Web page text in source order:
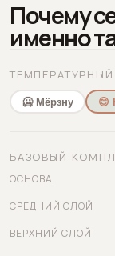
Почему
именно
🥶 Мёрзну 😊
БАЗОВЫЙ
ОСНОВА
СРЕДНИЙ СЛОЙ
ВЕРХНИЙ СЛОЙ